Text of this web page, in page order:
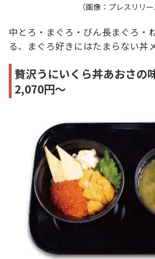
（画像：プレスリリー
中とろ・まぐろ・びん長まぐろ・
る、まぐろ好きにはたまらない丼
贅沢うにいくら丼あおさの
2,070円～